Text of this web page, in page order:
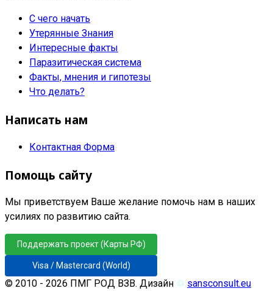
С чего начать
Утерянные Знания
Интересные факты
Паразитическая система
Факты, мнения и гипотезы
Что делать?
Написать нам
Контактная Форма
Помощь сайту
Мы приветствуем Ваше желание помочь нам в наших
усилиях по развитию сайта.
Поддержать проект (Карты РФ)
Visa / Mastercard (World)
© 2010 - 2026 ПМГ РОД ВЗВ. Дизайн ♲ sansconsult.eu